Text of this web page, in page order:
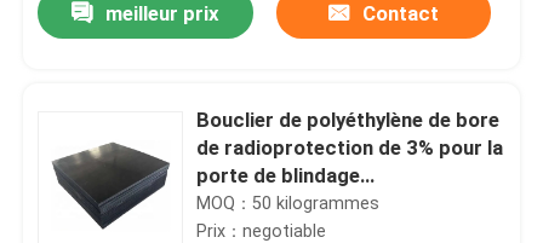
Produits
meilleur prix Contact
Bouclier de polyéthylène de bore
de radioprotection de 3% pour la
porte de blindage
antirayonnement
MOQ：50 kilogrammes
Prix：negotiable